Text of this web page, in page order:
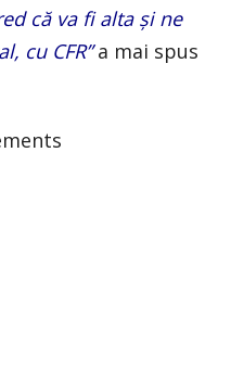
că va fi alta și ne
cu CFR” a mai spus